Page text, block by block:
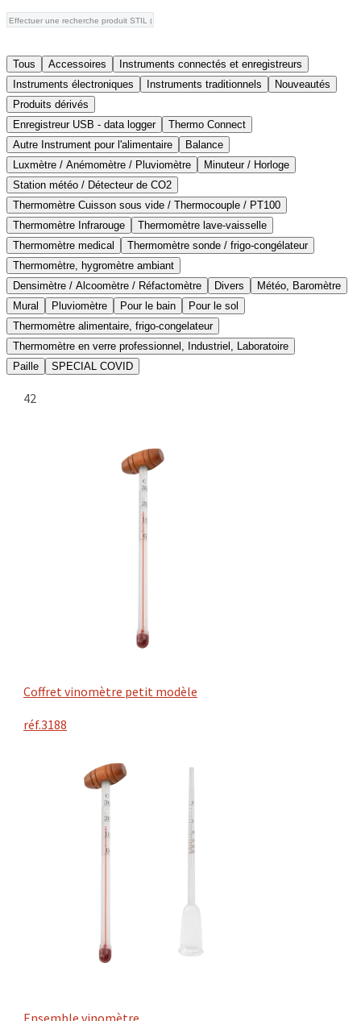
Tous Accessoires
Instruments connectés et enregistreurs
Instruments électroniques
Instruments traditionnels
Nouveautés
Produits dérivés
Enregistreur USB - data logger
Thermo Connect
Autre Instrument pour l'alimentaire
Balance
Luxmètre / Anémomètre / Pluviomètre
Minuteur / Horloge
Station météo / Détecteur de CO2
Thermomètre Cuisson sous vide / Thermocouple / PT100
Thermomètre Infrarouge
Thermomètre lave-vaisselle
Thermomètre medical
Thermomètre sonde / frigo-congélateur
Thermomètre, hygromètre ambiant
Densimètre / Alcoomètre / Réfactomètre
Divers
Météo, Baromètre
Mural
Pluviomètre Pour le bain
Pour le sol
Thermomètre alimentaire, frigo-congelateur
Thermomètre en verre professionnel, Industriel, Laboratoire
Paille
SPECIAL COVID
42
Coffret vinomètre petit modèle
réf.3188